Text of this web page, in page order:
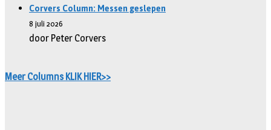
Corvers Column: Messen geslepen
8 juli 2026
door Peter Corvers
Meer Columns KLIK HIER>>